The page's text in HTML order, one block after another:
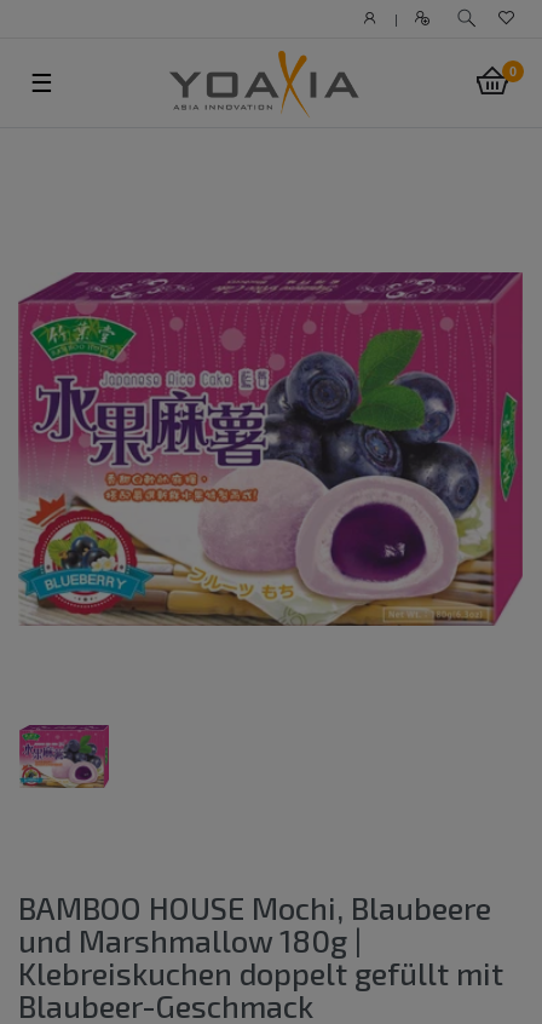
|
0
☰
BAMBOO HOUSE Mochi, Blaubeere
und Marshmallow 180g |
Klebreiskuchen doppelt gefüllt mit
Blaubeer-Geschmack